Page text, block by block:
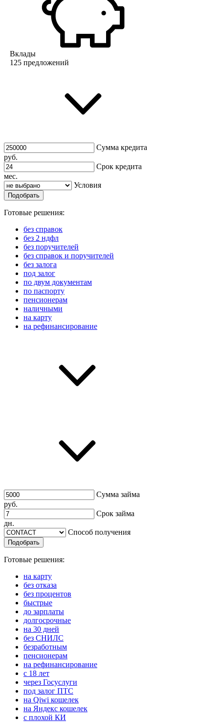
Вклады
125 предложений
Сумма кредита
руб.
Срок кредита
мес.
Условия
Подобрать
Готовые решения:
без справок
без 2 ндфл
без поручителей
без справок и поручителей
без залога
под залог
по двум документам
по паспорту
пенсионерам
наличными
на карту
на рефинансирование
Сумма займа
руб.
Срок займа
дн.
Способ получения
Подобрать
Готовые решения:
на карту
без отказа
без процентов
быстрые
до зарплаты
долгосрочные
на 30 дней
без СНИЛС
безработным
пенсионерам
на рефинансирование
с 18 лет
через Госуслуги
под залог ПТС
на Qiwi кошелек
на Яндекс кошелек
с плохой КИ